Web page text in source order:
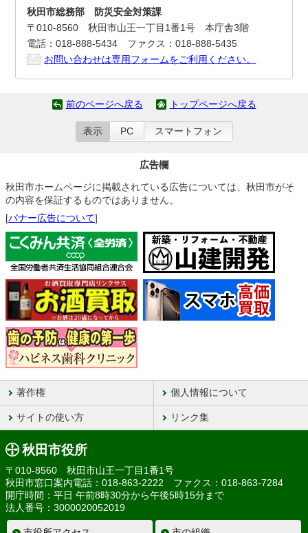
秋田市総務部 防災安全対策課
〒010-8560 秋田市山王一丁目1番1号 本庁舎3階
電話：018-888-5434 ファクス：018-888-5435
お問い合わせは専用フォームをご利用ください。
前のページへ戻る トップページへ戻る
表示 PC スマートフォン
広告欄
秋田市ホームページに掲載されている広告については、秋田市がそ
の内容を保証するものではありません。
[バナー広告について]
著作権 個人情報について
サイトの使い方 リンク集
秋田市役所
〒010-8560 秋田市山王一丁目1番1号
秋田市窓口案内電話：018-863-2222 ファクス：018-863-7284
開庁時間：平日 午前8時30分から午後5時15分まで
法人番号：3000020052019